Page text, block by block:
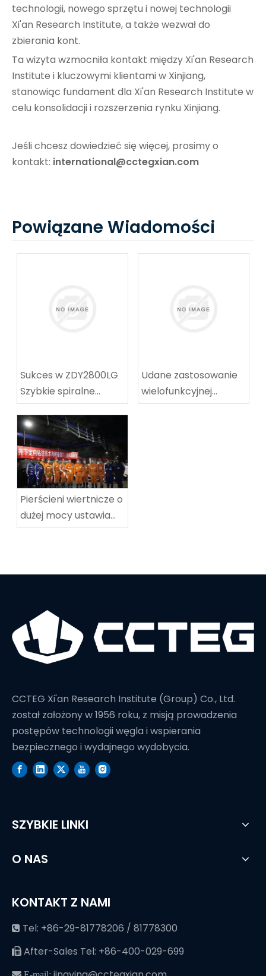
technologii, nowego sprzętu i nowej technologii
Xi'an Research Institute, a także wezwał do
zbierania kont.
Ta wizyta wzmocniła kontakt między Xi'an Research
Institute i kluczowymi klientami w Xinjiang,
stanowiąc fundament dla Xi'an Research Institute w
celu konsolidacji i rozszerzenia rynku Xinjiang.
Jeśli chcesz dowiedzieć się więcej, prosimy o
kontakt: international@cctegxian.com
Powiązane Wiadomości
Sukces w ZDY2800LG
Szybkie spiralne
wyposażenie
techniczne
wyposażenie
techniczne
Udane zastosowanie
wielofunkcyjnej
maszyny do
Pierścieni wiertnicze o
dużej mocy ustawia
nowy rekord świata w
CCTEG Xi'an Research Institute (Group) Co., Ltd.
został założony w 1956 roku, z misją prowadzenia
postępów technologii węgla i wspierania
bezpiecznego i wydajnego wydobycia.
SZYBKIE LINKI
O NAS
KONTAKT Z NAMI
 Tel: +86-29-81778206 / 81778300
 After-Sales Tel: +86-400-029-699